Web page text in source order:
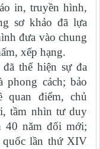
in, truyền hình,
sơ khảo đã lựa
đưa vào chung
xếp hạng.
thể hiện sự đa
cách; bảo
quan điểm, chủ
tầm nhìn tư duy
40 năm đổi mới;
lần thứ XIV